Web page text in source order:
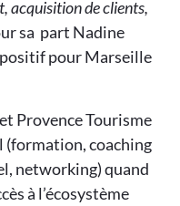
acquisition de clients,
sa part Nadine
pour Marseille
Provence Tourisme
(formation, coaching
networking) quand
à l’écosystème